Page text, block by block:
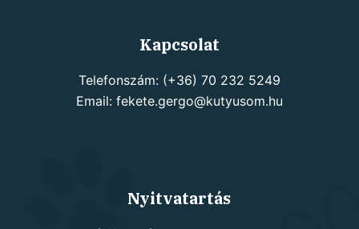
Kapcsolat
Telefonszám: (+36) 70 232 5249
Email: fekete.gergo@kutyusom.hu
Nyitvatartás